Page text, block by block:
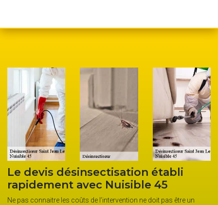
établi
45
pas être un
L’entreprise
Nuisible 45 vous propose
services de qualité